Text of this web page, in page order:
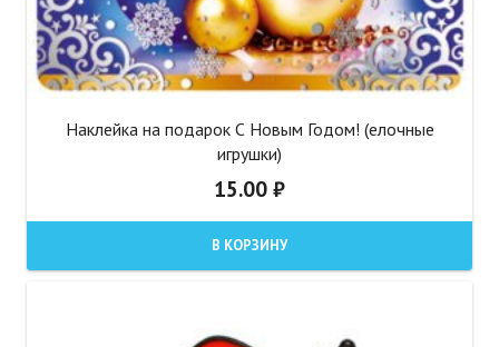
Наклейка на подарок С Новым Годом! (елочные
игрушки)
15.00 ₽
В КОРЗИНУ